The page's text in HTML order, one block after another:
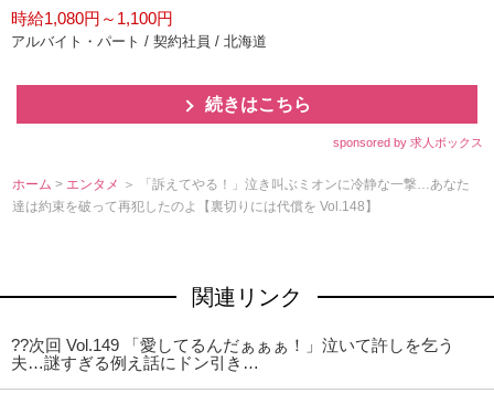
時給1,080円～1,100円
アルバイト・パート / 契約社員 / 北海道
続きはこちら
sponsored by 求人ボックス
ホーム > エンタメ ＞ 「訴えてやる！」泣き叫ぶミオンに冷静な一撃…あなた
達は約束を破って再犯したのよ【裏切りには代償を Vol.148】
関連リンク
??次回 Vol.149 「愛してるんだぁぁぁ！」泣いて許しを乞う
夫…謎すぎる例え話にドン引き…